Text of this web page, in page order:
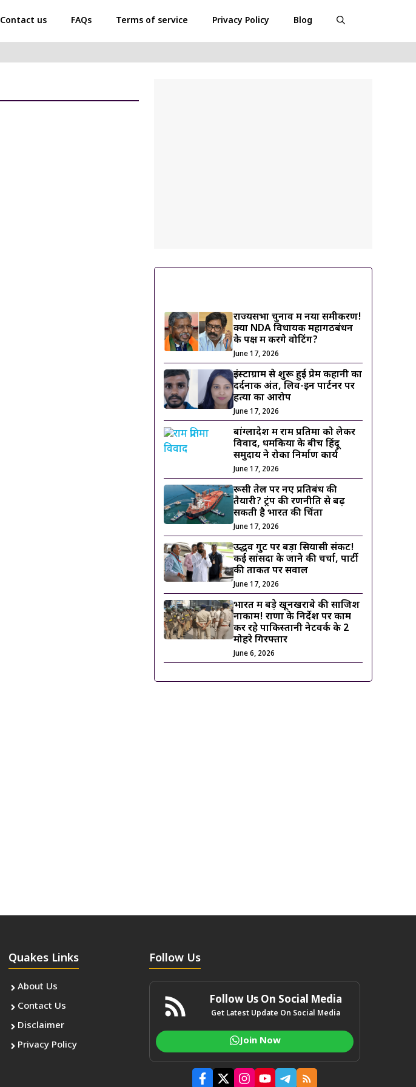
Contact us FAQs Terms of service Privacy Policy Blog
राज्यसभा चुनाव में नया समीकरण!
क्या NDA विधायक महागठबंधन
के पक्ष में करेंगे वोटिंग?
June 17, 2026
इंस्टाग्राम से शुरू हुई प्रेम कहानी का
दर्दनाक अंत, लिव-इन पार्टनर पर
हत्या का आरोप
June 17, 2026
बांग्लादेश में राम प्रतिमा को लेकर
विवाद, धमकियों के बीच हिंदू
समुदाय ने रोका निर्माण कार्य
June 17, 2026
रूसी तेल पर नए प्रतिबंध की
तैयारी? ट्रंप की रणनीति से बढ़
सकती है भारत की चिंता
June 17, 2026
उद्धव गुट पर बड़ा सियासी संकट!
कई सांसदों के जाने की चर्चा, पार्टी
की ताकत पर सवाल
June 17, 2026
भारत में बड़े खूनखराबे की साजिश
नाकाम! राणा के निर्देश पर काम
कर रहे पाकिस्तानी नेटवर्क के 2
मोहरे गिरफ्तार
June 6, 2026
Quakes Links
About Us
Contact Us
Disclaimer
Privacy Policy
Follow Us
Follow Us On Social Media
Get Latest Update On Social Media
Join Now